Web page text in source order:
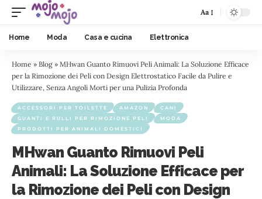
Aa
Home Moda Casa e cucina Elettronica
Home » Blog » MHwan Guanto Rimuovi Peli Animali: La Soluzione Efficace
per la Rimozione dei Peli con Design Elettrostatico Facile da Pulire e
Utilizzare, Senza Angoli Morti per una Pulizia Profonda
ACCESSORI PER TOILETTE AMAZON
CANI
GUANTI E RULLI PER RIMOZIONE PELI
MODA
PRODOTTI PER ANIMALI DOMESTICI
MHwan Guanto Rimuovi Peli
Animali: La Soluzione Efficace per
la Rimozione dei Peli con Design